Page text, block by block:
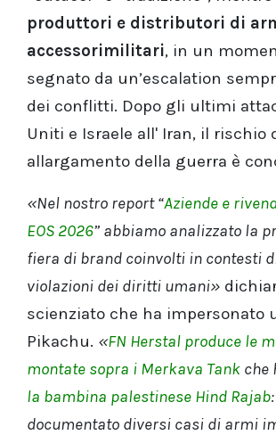
produttori e distributori di
accessorimilitari, in un
segnato da un’escalation
dei conflitti. Dopo gli ultimi
Uniti e Israele all' Iran, il rischio
allargamento della guerra è
«Nel nostro report “Aziende e
EOS 2026” abbiamo analizzato la
fiera di brand coinvolti in contesti
violazioni dei diritti umani»
scienziato che ha impersonato
Pikachu. «FN Herstal produce le
montate sopra i Merkava Tank che
la bambina palestinese Hind Rajab
documentato diversi casi di armi